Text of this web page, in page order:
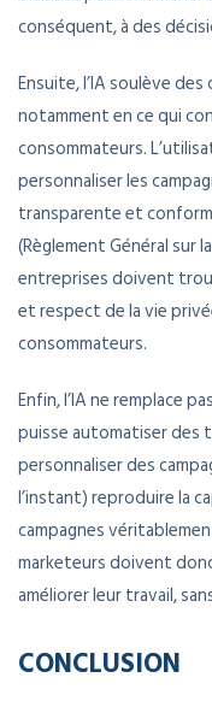
conséquent, à des
Ensuite, l’IA soulève
notamment en ce qui
consommateurs.
personnaliser les
transparente et
(Règlement Général sur
entreprises doivent
et respect de la vie
consommateurs.
Enfin, l’IA ne remplace
puisse automatiser des
personnaliser des
l’instant) reproduire la
campagnes
marketeurs doivent
améliorer leur travail,
CONCLUSION